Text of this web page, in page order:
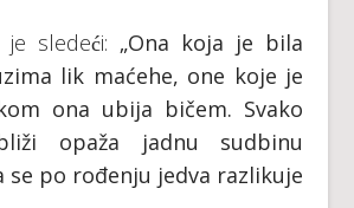
sledeći: „Ona koja je bila
lik maćehe, one koje je
ona ubija bičem. Svako
opaža jadnu sudbinu
se po rođenju jedva razlikuje